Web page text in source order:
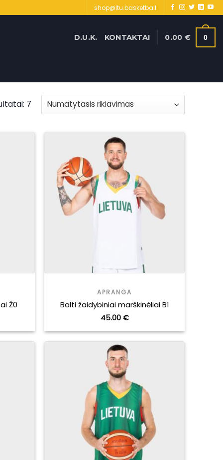
shop@ltu.basketball
D.U.K. KONTAKTAI 0.00 € 0
7
Ž0
APRANGA
Balti žaidybiniai marškinėliai B1
45.00 €